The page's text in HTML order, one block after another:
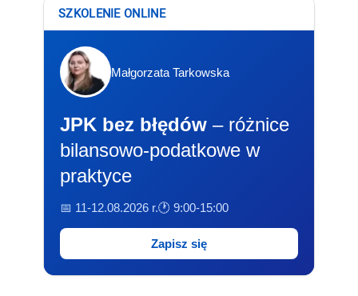
SZKOLENIE ONLINE
Małgorzata Tarkowska
JPK bez błędów – różnice
bilansowo-podatkowe w
praktyce
📅 11-12.08.2026 r.🕐 9:00-15:00
Zapisz się